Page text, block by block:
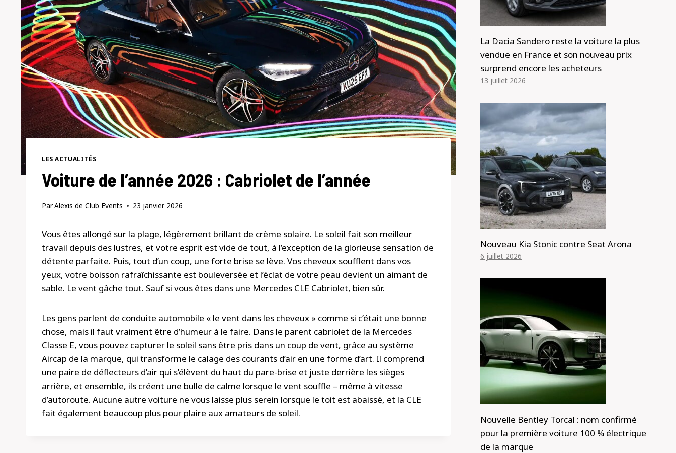
LES ACTUALITÉS
Voiture de l’année 2026 : Cabriolet de l’année
ParAlexis de Club Events 23 janvier 2026
Vous êtes allongé sur la plage, légèrement brillant de crème solaire. Le soleil fait son meilleur
travail depuis des lustres, et votre esprit est vide de tout, à l’exception de la glorieuse sensation de
détente parfaite. Puis, tout d’un coup, une forte brise se lève. Vos cheveux soufflent dans vos
yeux, votre boisson rafraîchissante est bouleversée et l’éclat de votre peau devient un aimant de
sable. Le vent gâche tout. Sauf si vous êtes dans une Mercedes CLE Cabriolet, bien sûr.
Les gens parlent de conduite automobile « le vent dans les cheveux » comme si c’était une bonne
chose, mais il faut vraiment être d’humeur à le faire. Dans le parent cabriolet de la Mercedes
Classe E, vous pouvez capturer le soleil sans être pris dans un coup de vent, grâce au système
Aircap de la marque, qui transforme le calage des courants d’air en une forme d’art. Il comprend
une paire de déflecteurs d’air qui s’élèvent du haut du pare-brise et juste derrière les sièges
arrière, et ensemble, ils créent une bulle de calme lorsque le vent souffle – même à vitesse
d’autoroute. Aucune autre voiture ne vous laisse plus serein lorsque le toit est abaissé, et la CLE
fait également beaucoup plus pour plaire aux amateurs de soleil.
La Dacia Sandero reste la voiture la plus
vendue en France et son nouveau prix
surprend encore les acheteurs
13 juillet 2026
Nouveau Kia Stonic contre Seat Arona
6 juillet 2026
Nouvelle Bentley Torcal : nom confirmé
pour la première voiture 100 % électrique
de la marque